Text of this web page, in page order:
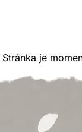
Stránka je